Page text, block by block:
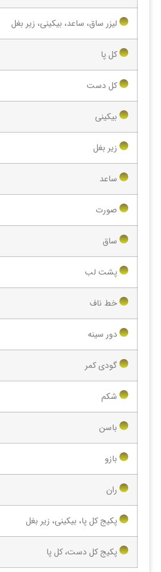
لیزر ساق، ساعد، بیکینی، زیر بغل
کل پا
کل دست
بیکینی
زیر بغل
ساعد
صورت
ساق
پشت لب
خط ناف
دور سینه
گودی کمر
شکم
باسن
بازو
ران
پکیج کل پا، بیکینی، زیر بغل
پکیج کل دست، کل پا